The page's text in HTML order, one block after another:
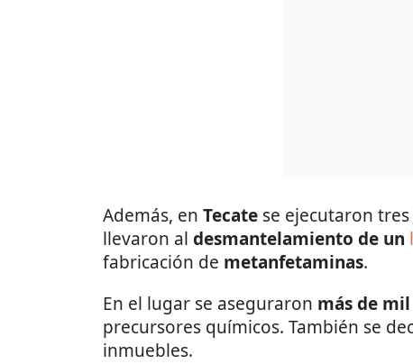
Además, en Tecate se ejecutaron
llevaron al desmantelamiento de un
fabricación de metanfetaminas.
En el lugar se aseguraron más de
precursores químicos. También se
inmuebles.